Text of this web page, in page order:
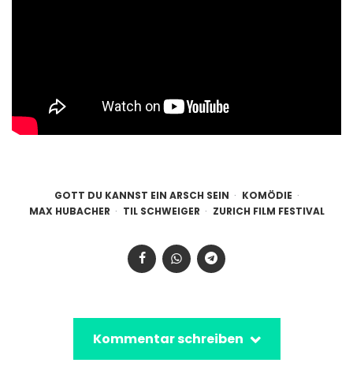
GOTT DU KANNST EIN ARSCH SEIN
KOMÖDIE
MAX HUBACHER
TIL SCHWEIGER ZURICH FILM FESTIVAL
Kommentar schreiben